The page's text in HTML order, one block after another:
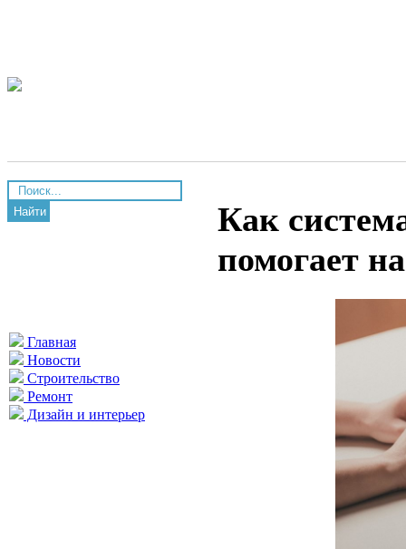
Найти
Главная
Новости
Строительство
Ремонт
Дизайн и интерьер
Как
помогает